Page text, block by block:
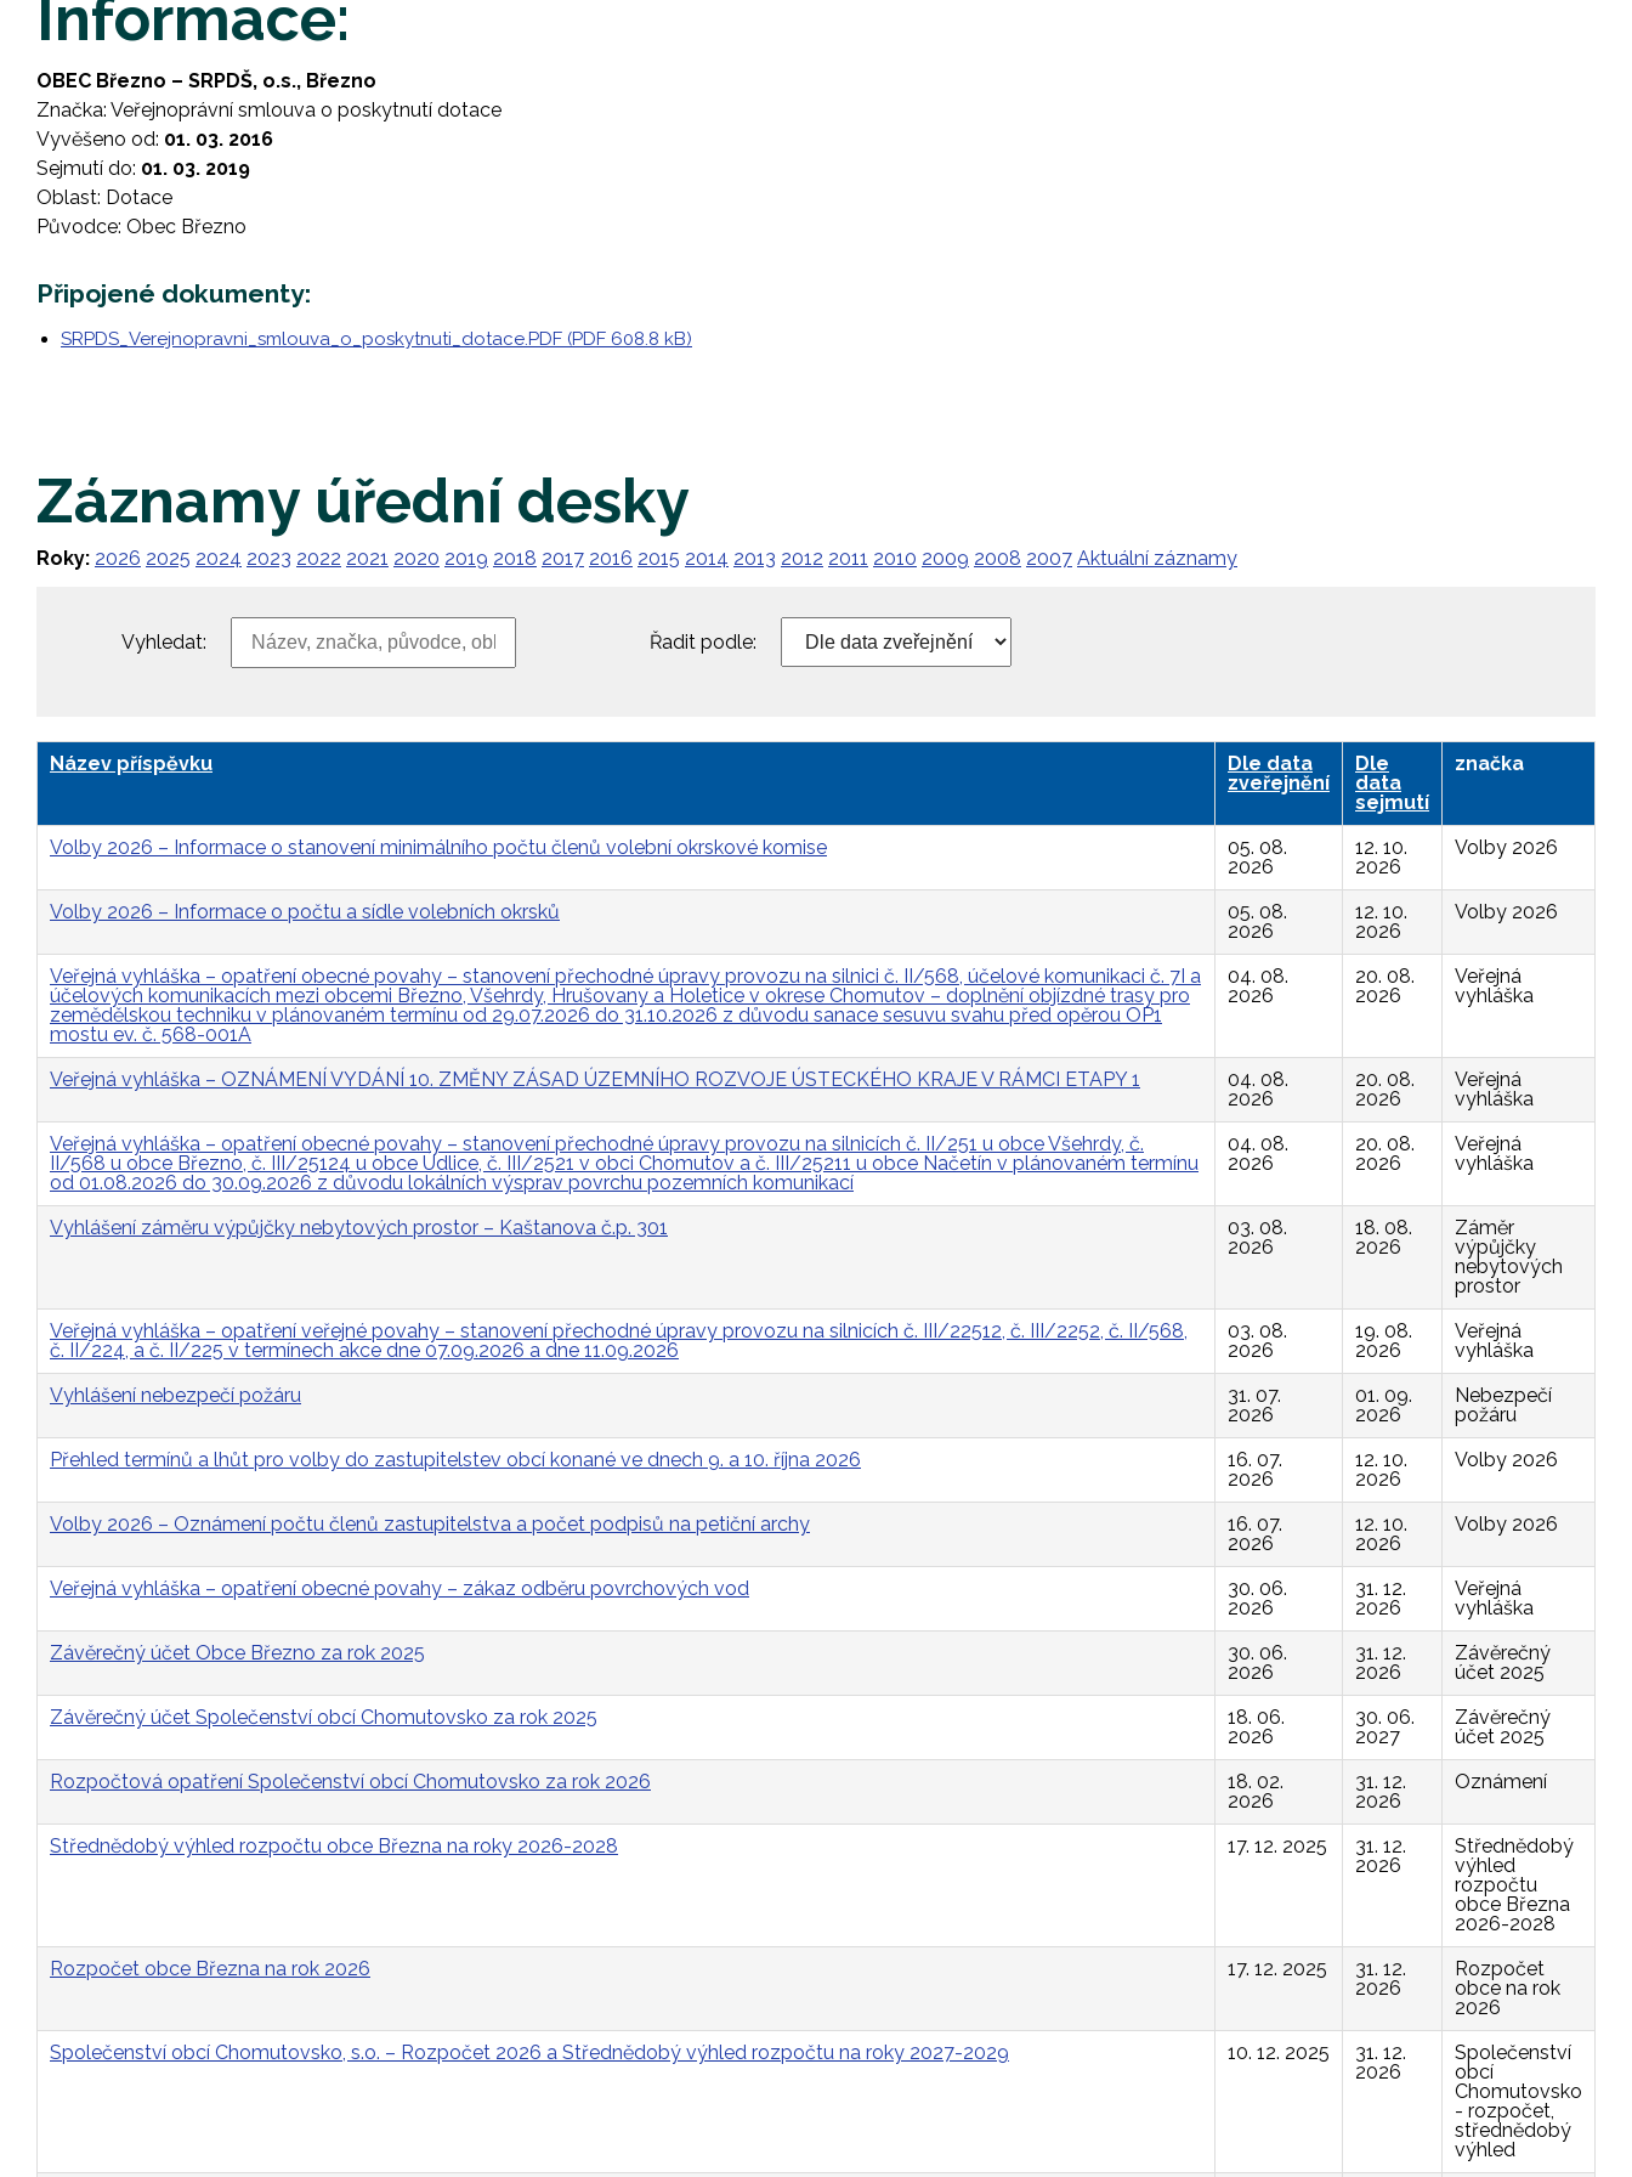
Informace:
OBEC Březno – SRPDŠ, o.s., Březno
Značka: Veřejnoprávní smlouva o poskytnutí dotace
Vyvěšeno od: 01. 03. 2016
Sejmutí do: 01. 03. 2019
Oblast: Dotace
Původce: Obec Březno
Připojené dokumenty:
SRPDS_Verejnopravni_smlouva_o_poskytnuti_dotace.PDF (PDF 608.8 kB)
Záznamy úřední desky
Roky: 2026 2025 2024 2023 2022 2021 2020 2019 2018 2017 2016 2015 2014 2013 2012 2011 2010 2009 2008 2007 Aktuální záznamy
Vyhledat: Řadit podle:
Název příspěvku
Dle data
zveřejnění
Dle
data
sejmutí
značka
Volby 2026 – Informace o stanovení minimálního počtu členů volební okrskové komise
05. 08.
2026
12. 10.
2026
Volby 2026
Volby 2026 – Informace o počtu a sídle volebních okrsků
05. 08.
2026
12. 10.
2026
Volby 2026
Veřejná vyhláška – opatření obecné povahy – stanovení přechodné úpravy provozu na silnici č. II/568, účelové komunikaci č. 7I a
účelových komunikacích mezi obcemi Březno, Všehrdy, Hrušovany a Holetice v okrese Chomutov – doplnění objízdné trasy pro
zemědělskou techniku v plánovaném termínu od 29.07.2026 do 31.10.2026 z důvodu sanace sesuvu svahu před opěrou OP1
mostu ev. č. 568-001A
04. 08.
2026
20. 08.
2026
Veřejná
vyhláška
Veřejná vyhláška – OZNÁMENÍ VYDÁNÍ 10. ZMĚNY ZÁSAD ÚZEMNÍHO ROZVOJE ÚSTECKÉHO KRAJE V RÁMCI ETAPY 1
04. 08.
2026
20. 08.
2026
Veřejná
vyhláška
Veřejná vyhláška – opatření obecné povahy – stanovení přechodné úpravy provozu na silnicích č. II/251 u obce Všehrdy, č.
II/568 u obce Březno, č. III/25124 u obce Údlice, č. III/2521 v obci Chomutov a č. III/25211 u obce Načetín v plánovaném termínu
od 01.08.2026 do 30.09.2026 z důvodu lokálních výsprav povrchu pozemních komunikací
04. 08.
2026
20. 08.
2026
Veřejná
vyhláška
Vyhlášení záměru výpůjčky nebytových prostor – Kaštanova č.p. 301
03. 08.
2026
18. 08.
2026
Záměr
výpůjčky
nebytových
prostor
Veřejná vyhláška – opatření veřejné povahy – stanovení přechodné úpravy provozu na silnicích č. III/22512, č. III/2252, č. II/568,
č. II/224, a č. II/225 v termínech akce dne 07.09.2026 a dne 11.09.2026
03. 08.
2026
19. 08.
2026
Veřejná
vyhláška
Vyhlášení nebezpečí požáru
31. 07.
2026
01. 09.
2026
Nebezpečí
požáru
Přehled termínů a lhůt pro volby do zastupitelstev obcí konané ve dnech 9. a 10. října 2026
16. 07.
2026
12. 10.
2026
Volby 2026
Volby 2026 – Oznámení počtu členů zastupitelstva a počet podpisů na petiční archy
16. 07.
2026
12. 10.
2026
Volby 2026
Veřejná vyhláška – opatření obecné povahy – zákaz odběru povrchových vod
30. 06.
2026
31. 12.
2026
Veřejná
vyhláška
Závěrečný účet Obce Březno za rok 2025
30. 06.
2026
31. 12.
2026
Závěrečný
účet 2025
Závěrečný účet Společenství obcí Chomutovsko za rok 2025
18. 06.
2026
30. 06.
2027
Závěrečný
účet 2025
Rozpočtová opatření Společenství obcí Chomutovsko za rok 2026
18. 02.
2026
31. 12.
2026
Oznámení
Střednědobý výhled rozpočtu obce Března na roky 2026-2028 17. 12. 2025
31. 12.
2026
Střednědobý
výhled
rozpočtu
obce Března
2026-2028
Rozpočet obce Března na rok 2026
17. 12. 2025
31. 12.
2026
Rozpočet
obce na rok
2026
Společenství obcí Chomutovsko, s.o. – Rozpočet 2026 a Střednědobý výhled rozpočtu na roky 2027-2029
10. 12. 2025
31. 12.
2026
Společenství
obcí
Chomutovsko
- rozpočet,
střednědobý
výhled